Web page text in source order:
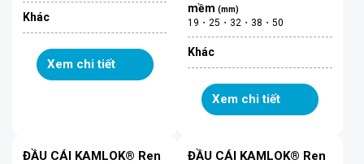
Khác
Xem chi tiết
mềm(mm)
19・25・32・38・50
Khác
Xem chi tiết
ĐẦU CÁI KAMLOK® Ren
ĐẦU CÁI KAMLOK® Ren